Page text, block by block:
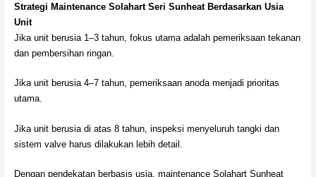
Strategi Maintenance Solahart Seri Sunheat Berdasarkan Usia
Unit
Jika unit berusia 1–3 tahun, fokus utama adalah pemeriksaan tekanan
dan pembersihan ringan.
Jika unit berusia 4–7 tahun, pemeriksaan anoda menjadi prioritas
utama.
Jika unit berusia di atas 8 tahun, inspeksi menyeluruh tangki dan
sistem valve harus dilakukan lebih detail.
Dengan pendekatan berbasis usia, maintenance Solahart Sunheat